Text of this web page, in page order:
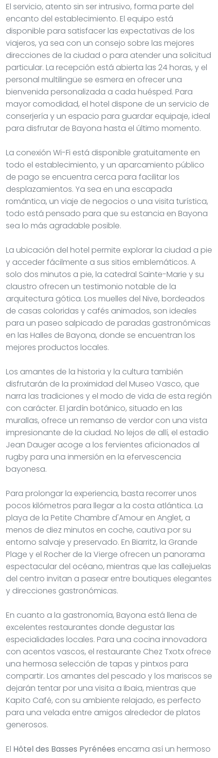
El servicio, atento sin ser intrusivo, forma parte del
encanto del establecimiento. El equipo está
disponible para satisfacer las expectativas de los
viajeros, ya sea con un consejo sobre las mejores
direcciones de la ciudad o para atender una solicitud
particular. La recepción está abierta las 24 horas, y el
personal multilingüe se esmera en ofrecer una
bienvenida personalizada a cada huésped. Para
mayor comodidad, el hotel dispone de un servicio de
conserjería y un espacio para guardar equipaje, ideal
para disfrutar de Bayona hasta el último momento.
La conexión Wi-Fi está disponible gratuitamente en
todo el establecimiento, y un aparcamiento público
de pago se encuentra cerca para facilitar los
desplazamientos. Ya sea en una escapada
romántica, un viaje de negocios o una visita turística,
todo está pensado para que su estancia en Bayona
sea lo más agradable posible.
La ubicación del hotel permite explorar la ciudad a pie
y acceder fácilmente a sus sitios emblemáticos. A
solo dos minutos a pie, la catedral Sainte-Marie y su
claustro ofrecen un testimonio notable de la
arquitectura gótica. Los muelles del Nive, bordeados
de casas coloridas y cafés animados, son ideales
para un paseo salpicado de paradas gastronómicas
en las Halles de Bayona, donde se encuentran los
mejores productos locales.
Los amantes de la historia y la cultura también
disfrutarán de la proximidad del Museo Vasco, que
narra las tradiciones y el modo de vida de esta región
con carácter. El jardín botánico, situado en las
murallas, ofrece un remanso de verdor con una vista
impresionante de la ciudad. No lejos de allí, el estadio
Jean Dauger acoge a los fervientes aficionados al
rugby para una inmersión en la efervescencia
bayonesa.
Para prolongar la experiencia, basta recorrer unos
pocos kilómetros para llegar a la costa atlántica. La
playa de la Petite Chambre d'Amour en Anglet, a
menos de diez minutos en coche, cautiva por su
entorno salvaje y preservado. En Biarritz, la Grande
Plage y el Rocher de la Vierge ofrecen un panorama
espectacular del océano, mientras que las callejuelas
del centro invitan a pasear entre boutiques elegantes
y direcciones gastronómicas.
En cuanto a la gastronomía, Bayona está llena de
excelentes restaurantes donde degustar las
especialidades locales. Para una cocina innovadora
con acentos vascos, el restaurante Chez Txotx ofrece
una hermosa selección de tapas y pintxos para
compartir. Los amantes del pescado y los mariscos se
dejarán tentar por una visita a Ibaia, mientras que
Kapito Café, con su ambiente relajado, es perfecto
para una velada entre amigos alrededor de platos
generosos.
El Hôtel des Basses Pyrénées encarna así un hermoso